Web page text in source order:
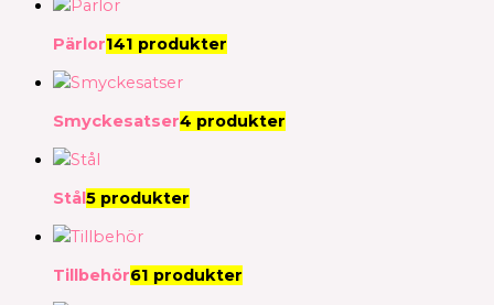
Pärlor141 produkter
Smyckesatser4 produkter
Stål5 produkter
Tillbehör61 produkter